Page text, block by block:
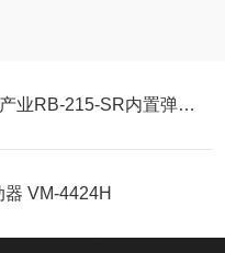
TOKISANGYO东机产业RB-215-SR内置弹簧松弛测量粘度计
器 VM-4424H